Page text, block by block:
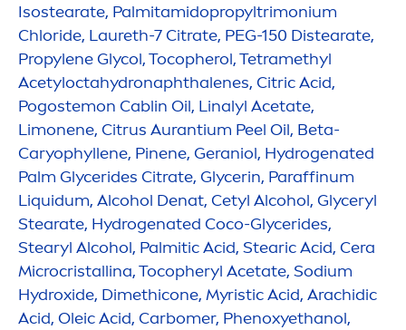
Isostearate, Palmitamidopropyltrimonium
Chloride, Laureth-7 Citrate, PEG-150 Distearate,
Propylene Glycol, Tocopherol, Tetramethyl
Acetyloctahydronaphthalenes, Citric Acid,
Pogostemon Cablin Oil, Linalyl Acetate,
Limonene, Citrus Aurantium Peel Oil, Beta-
Caryophyllene, Pinene, Geraniol, Hydrogenated
Palm Glycerides Citrate, Glycerin, Paraffinum
Liquidum, Alcohol Denat, Cetyl Alcohol, Glyceryl
Stearate, Hydrogenated Coco-Glycerides,
Stearyl Alcohol, Palmitic Acid, Stearic Acid, Cera
Microcristallina, Tocopheryl Acetate, Sodium
Hydroxide, Dimethicone, Myristic Acid, Arachidic
Acid, Oleic Acid, Carbomer, Phenoxyethanol,